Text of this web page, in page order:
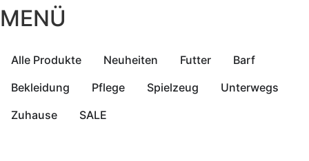
MENÜ
Alle Produkte Neuheiten Futter
Barf
Bekleidung
Pflege Spielzeug
Unterwegs
Zuhause
SALE